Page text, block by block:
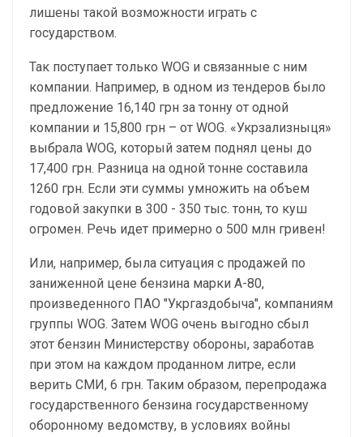
лишены такой возможности играть с
государством.
Так поступает только WOG и связанные с ним
компании. Например, в одном из тендеров было
предложение 16,140 грн за тонну от одной
компании и 15,800 грн – от WOG. «Укрзализныця»
выбрала WOG, который затем поднял цены до
17,400 грн. Разница на одной тонне составила
1260 грн. Если эти суммы умножить на объем
годовой закупки в 300 - 350 тыс. тонн, то куш
огромен. Речь идет примерно о 500 млн гривен!
Или, например, была ситуация с продажей по
заниженной цене бензина марки А-80,
произведенного ПАО "Укргаздобыча", компаниям
группы WOG. Затем WOG очень выгодно сбыл
этот бензин Министерству обороны, заработав
при этом на каждом проданном литре, если
верить СМИ, 6 грн. Таким образом, перепродажа
государственного бензина государственному
оборонному ведомству, в условиях войны